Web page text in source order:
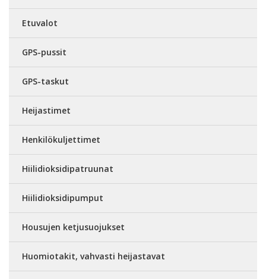
Etuvalot
GPS-pussit
GPS-taskut
Heijastimet
Henkilökuljettimet
Hiilidioksidipatruunat
Hiilidioksidipumput
Housujen ketjusuojukset
Huomiotakit, vahvasti heijastavat